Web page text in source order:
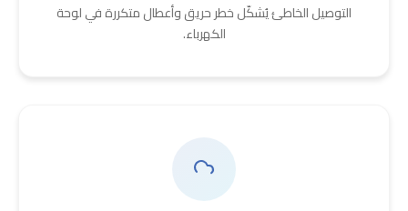
التوصيل الخاطئ يُشكّل خطر حريق وأعطال متكررة في لوحة
الكهرباء.